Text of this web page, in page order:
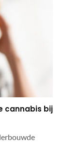
cannabis bij